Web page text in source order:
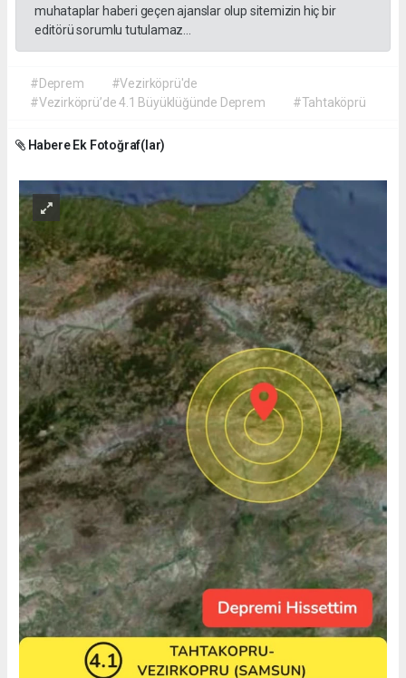
muhataplar haberi geçen ajanslar olup sitemizin hiç bir
editörü sorumlu tutulamaz...
#Deprem
#Vezirköprü'de
#Vezirköprü’de 4.1 Büyüklüğünde Deprem
#Tahtaköprü
Habere Ek Fotoğraf(lar)